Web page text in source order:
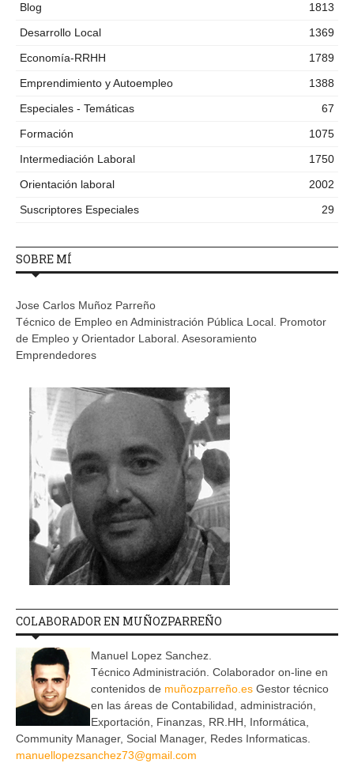
Blog
1813
Desarrollo Local
1369
Economía-RRHH
1789
Emprendimiento y Autoempleo
1388
Especiales - Temáticas
67
Formación
1075
Intermediación Laboral
1750
Orientación laboral
2002
Suscriptores Especiales
29
SOBRE MÍ
Jose Carlos Muñoz Parreño
Técnico de Empleo en Administración Pública Local. Promotor
de Empleo y Orientador Laboral. Asesoramiento
Emprendedores
COLABORADOR EN MUÑOZPARREÑO
Manuel Lopez Sanchez.
Técnico Administración. Colaborador on-line en
contenidos de muñozparreño.es Gestor técnico
en las áreas de Contabilidad, administración,
Exportación, Finanzas, RR.HH, Informática,
Community Manager, Social Manager, Redes Informaticas.
manuellopezsanchez73@gmail.com